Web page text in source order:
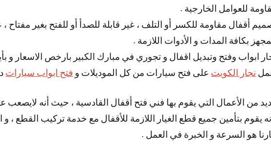
للعوامل الخارجية .
أقفال مقاومة للكسر أو التلف ، غير قابلة للصدأ أو للفتح بغير
بكافة المدات و الأدوات اللازمة .
ابواب وفتح وتبديل اقفال و تجوري في مبارك الكبير بارخص الاسعار و
نجار الكويت على فتح سيارات من كل الموديلات و فتح ابواب سيارات
من الأعمال التي يقوم بها فني فتح أقفال القادسية ، حيث أنه لايصعب
يقوم بتأمين جميع قطع الغيار اللازمة للأقفال مع خدمة تركيب القطع ،
هو السرعة و الخبرة في العمل .